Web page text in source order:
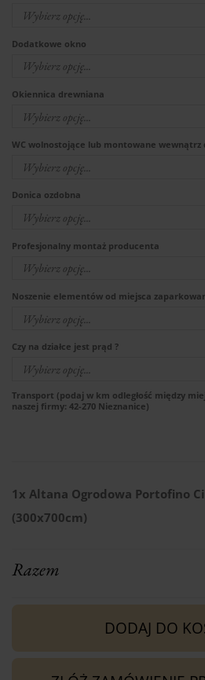
Dodatkowe okno
Okiennica drewniana
WC wolnostojące lub montowane wewnątrz
Donica ozdobna
Profesjonalny montaż producenta
Noszenie elementów od miejsca
Czy na działce jest prąd ?
Transport (podaj w km odległość między
naszej firmy: 42-270 Nieznanice)
1x Altana Ogrodowa Portofino
(300x700cm)
Razem
DODAJ DO